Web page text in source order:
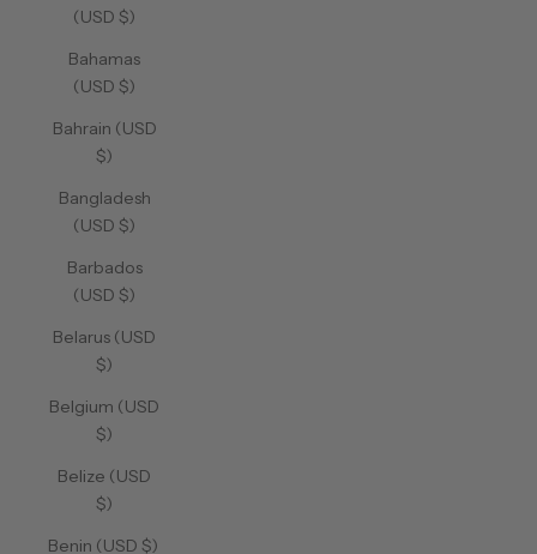
(USD $)
Bahamas
(USD $)
Bahrain (USD
$)
Bangladesh
(USD $)
Barbados
(USD $)
Belarus (USD
$)
Belgium (USD
$)
Belize (USD
$)
Benin (USD $)